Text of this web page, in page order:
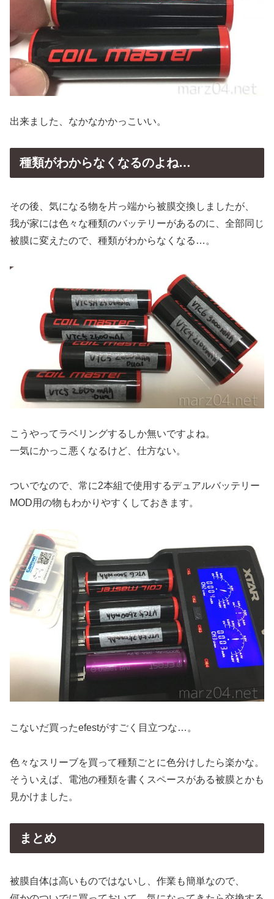
出来ました、なかなかかっこいい。
種類がわからなくなるのよね…
その後、気になる物を片っ端から被膜交換しましたが、
我が家には色々な種類のバッテリーがあるのに、全部同じ
被膜に変えたので、種類がわからなくなる…。
こうやってラベリングするしか無いですよね。
一気にかっこ悪くなるけど、仕方ない。
ついでなので、常に2本組で使用するデュアルバッテリー
MOD用の物もわかりやすくしておきます。
こないだ買ったefestがすごく目立つな…。
色々なスリーブを買って種類ごとに色分けしたら楽かな。
そういえば、電池の種類を書くスペースがある被膜とかも
見かけました。
まとめ
被膜自体は高いものではないし、作業も簡単なので、